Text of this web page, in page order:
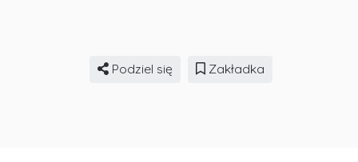
Podziel się Zakładka